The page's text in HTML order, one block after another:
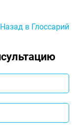
в Глоссарий